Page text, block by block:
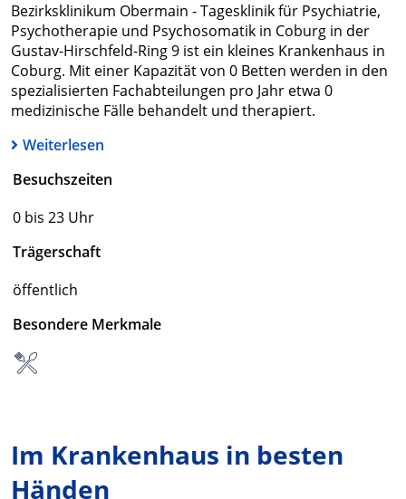
Bezirksklinikum Obermain - Tagesklinik für Psychiatrie,
Psychotherapie und Psychosomatik in Coburg in der
Gustav-Hirschfeld-Ring 9 ist ein kleines Krankenhaus in
Coburg. Mit einer Kapazität von 0 Betten werden in den
spezialisierten Fachabteilungen pro Jahr etwa 0
medizinische Fälle behandelt und therapiert.
Weiterlesen
Besuchszeiten
0 bis 23 Uhr
Trägerschaft
öffentlich
Besondere Merkmale
Im Krankenhaus in besten
Händen